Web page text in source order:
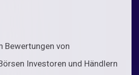
Bewertungen von
Investoren und Händlern